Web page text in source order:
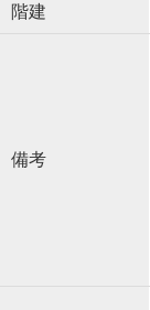
階建
備考